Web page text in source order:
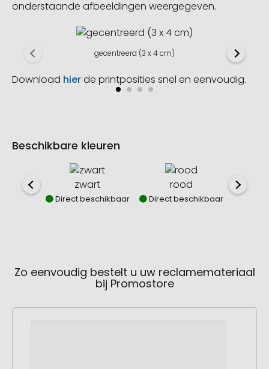
onderstaande afbeeldingen weergegeven.
gecentreerd (3 x 4 cm)
Download hierde printposities snel en eenvoudig.
Beschikbare kleuren
zwart
Direct beschikbaar
rood
Direct beschikbaar
Zo eenvoudig bestelt u uw reclamemateriaal
bij Promostore